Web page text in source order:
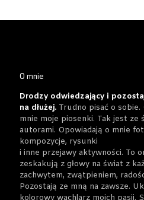
O mnie
Drodzy odwiedzający i
na dłużej. Trudno pisać o sobie.
mnie moje piosenki. Tak jest ze
autorami. Opowiadają o mnie
kompozycje, rysunki
i inne przejawy aktywności. To
zeskakują z głowy na świat z
zachwytem, zwątpieniem,
Pozostają ze mną na zawsze.
kolorowy wachlarz moich pasji.